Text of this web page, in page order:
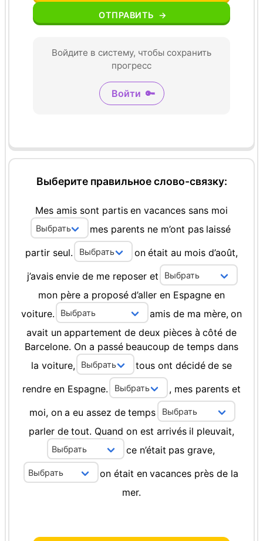
ОТПРАВИТЬ →
Войдите в систему, чтобы сохранить
прогресс
Войти 🔑
Выберите правильное слово-связку:
Mes amis sont partis en vacances sans moi
mes parents ne m’ont pas laissé
partir seul. on était au mois d’août,
j’avais envie de me reposer et
mon père a proposé d’aller en Espagne en
voiture.
amis de ma mère, on
avait un appartement de deux pièces à côté de
Barcelone. On a passé beaucoup de temps dans
la voiture, tous ont décidé de se
rendre en Espagne. , mes parents et
moi, on a eu assez de temps
parler de tout. Quand on est arrivés il pleuvait,
ce n’était pas grave,
on était en vacances près de la
mer.